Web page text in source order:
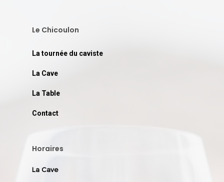
Le Chicoulon
La tournée du caviste
La Cave
La Table
Contact
Horaires
La Cave